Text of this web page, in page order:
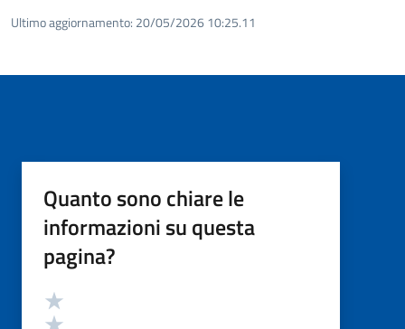
Ultimo aggiornamento: 20/05/2026 10:25.11
Quanto sono chiare le
informazioni su questa
pagina?
Valutazione